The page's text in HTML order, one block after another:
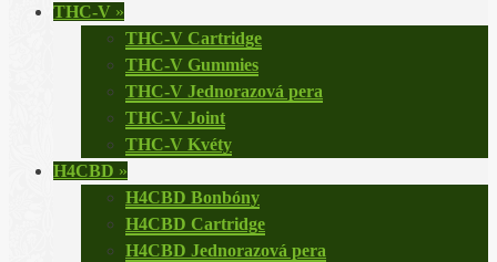
THC-V »
THC-V Cartridge
THC-V Gummies
THC-V Jednorazová pera
THC-V Joint
THC-V Kvéty
H4CBD »
H4CBD Bonbóny
H4CBD Cartridge
H4CBD Jednorazová pera